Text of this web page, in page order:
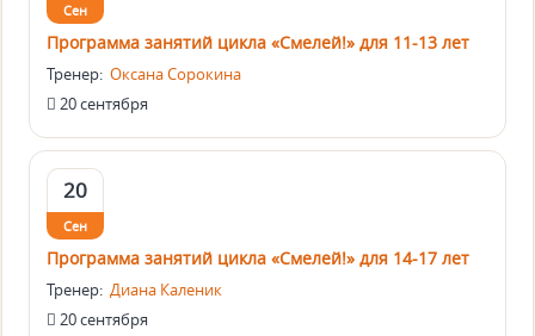
Сен
Программа занятий цикла «Смелей!» для 11-13 лет
Тренер: Оксана Сорокина
20 сентября
20
Сен
Программа занятий цикла «Смелей!» для 14-17 лет
Тренер: Диана Каленик
20 сентября